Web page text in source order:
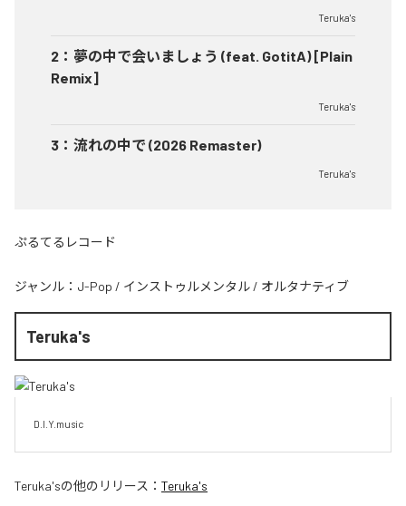
Teruka's
2 ： 夢の中で会いましょう (feat. GotitA) [Plain
Remix]
Teruka's
3 ： 流れの中で (2026 Remaster)
Teruka's
ぷるてるレコード
ジャンル： J-Pop / インストゥルメンタル / オルタナティブ
Teruka's
D.I.Y.music
Teruka'sの他のリリース： Teruka's